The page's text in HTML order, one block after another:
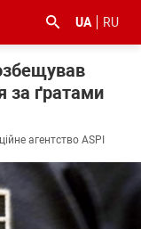
UA RU
за ґратами
агентство ASPI
#коронавірус